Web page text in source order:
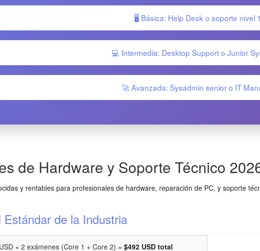
🖥️ Básica: Help Desk o soporte nivel 1
💻 Intermedia: Desktop Support o Junior
🚀 Avanzada: Sysadmin senior o IT
de Hardware y Soporte Técnico
y rentables para profesionales de hardware, reparación de PC, y soporte
de la Industria
× 2 exámenes (Core 1 + Core 2) =$492 USD total